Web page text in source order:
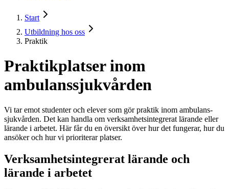
Start
Utbildning hos oss
Praktik
Praktikplatser inom
ambulanssjukvården
Vi tar emot studenter och elever som gör praktik inom ambulans­
sjukvården. Det kan handla om verksamhets­integrerat lärande eller
lärande i arbetet. Här får du en översikt över hur det fungerar, hur du
ansöker och hur vi prioriterar platser.
Verksamhets­integrerat lärande och
lärande i arbetet